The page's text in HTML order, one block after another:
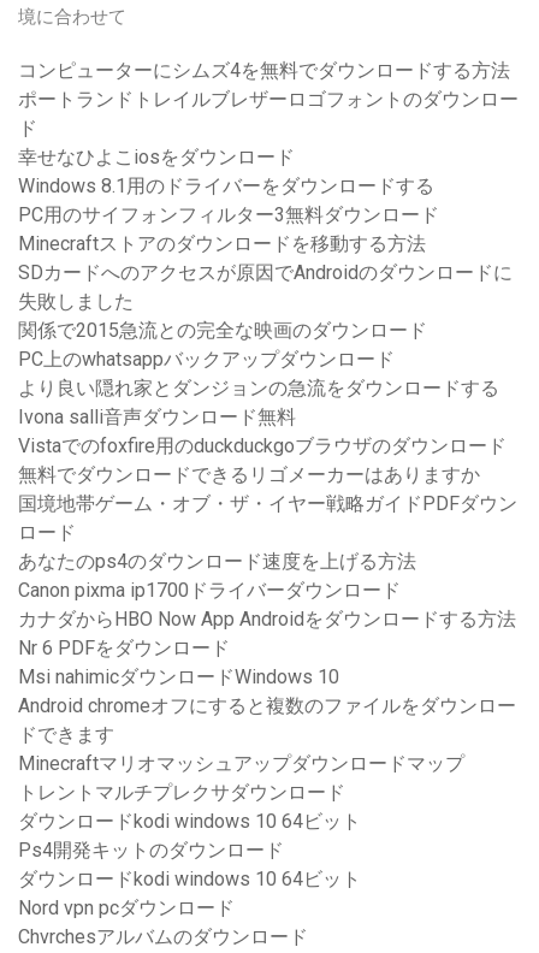
境に合わせて
コンピューターにシムズ4を無料でダウンロードする方法
ポートランドトレイルブレザーロゴフォントのダウンロー
ド
幸せなひよこiosをダウンロード
Windows 8.1用のドライバーをダウンロードする
PC用のサイフォンフィルター3無料ダウンロード
Minecraftストアのダウンロードを移動する方法
SDカードへのアクセスが原因でAndroidのダウンロードに
失敗しました
関係で2015急流との完全な映画のダウンロード
PC上のwhatsappバックアップダウンロード
より良い隠れ家とダンジョンの急流をダウンロードする
Ivona salli音声ダウンロード無料
Vistaでのfoxfire用のduckduckgoブラウザのダウンロード
無料でダウンロードできるリゴメーカーはありますか
国境地帯ゲーム・オブ・ザ・イヤー戦略ガイドPDFダウン
ロード
あなたのps4のダウンロード速度を上げる方法
Canon pixma ip1700ドライバーダウンロード
カナダからHBO Now App Androidをダウンロードする方法
Nr 6 PDFをダウンロード
Msi nahimicダウンロードWindows 10
Android chromeオフにすると複数のファイルをダウンロー
ドできます
Minecraftマリオマッシュアップダウンロードマップ
トレントマルチプレクサダウンロード
ダウンロードkodi windows 10 64ビット
Ps4開発キットのダウンロード
ダウンロードkodi windows 10 64ビット
Nord vpn pcダウンロード
Chvrchesアルバムのダウンロード